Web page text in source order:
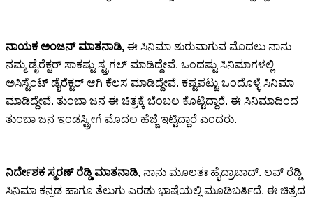
ನಾಯಕ ಅಂಜನ್ ಮಾತನಾಡಿ, ಈ ಸಿನಿಮಾ ಶುರುವಾಗುವ ಮೊದಲು ನಾನು
ನಮ್ಮ ಡೈರೆಕ್ಟರ್ ಸಾಕಷ್ಟು ಸ್ಟ್ರಗಲ್ ಮಾಡಿದ್ದೇವೆ. ಒಂದಷ್ಟು ಸಿನಿಮಾಗಳಲ್ಲಿ
ಅಸಿಸ್ಟೆಂಟ್ ಡೈರೆಕ್ಟರ್ ಆಗಿ ಕೆಲಸ ಮಾಡಿದ್ದೇವೆ. ಕಷ್ಟಪಟ್ಟು ಒಂದೊಳ್ಳೆ ಸಿನಿಮಾ
ಮಾಡಿದ್ದೇವೆ. ತುಂಬಾ ಜನ ಈ ಚಿತ್ರಕ್ಕೆ ಬೆಂಬಲ ಕೊಟ್ಟಿದ್ದಾರೆ. ಈ ಸಿನಿಮಾದಿಂದ
ತುಂಬಾ ಜನ ಇಂಡಸ್ಟ್ರೀಗೆ ಮೊದಲ ಹೆಜ್ಜೆ ಇಟ್ಟಿದ್ದಾರೆ ಎಂದರು.
ನಿರ್ದೇಶಕ ಸ್ಮರಣ್ ರೆಡ್ಡಿ ಮಾತನಾಡಿ, ನಾನು ಮೂಲತಃ ಹೈದ್ರಾಬಾದ್. ಲವ್ ರೆಡ್ಡಿ
ಸಿನಿಮಾ ಕನ್ನಡ ಹಾಗೂ ತೆಲುಗು ಎರಡು ಭಾಷೆಯಲ್ಲಿ ಮೂಡಿಬರ್ತಿದೆ. ಈ ಚಿತ್ರದ